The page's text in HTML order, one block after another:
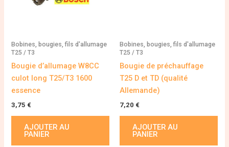
Bobines, bougies, fils d'allumage
T25 / T3
Bougie d’allumage W8CC
culot long T25/T3 1600
essence
3,75 €
AJOUTER AU
PANIER
Bobines, bougies, fils d'allumage
T25 / T3
Bougie de préchauffage
T25 D et TD (qualité
Allemande)
7,20 €
AJOUTER AU
PANIER